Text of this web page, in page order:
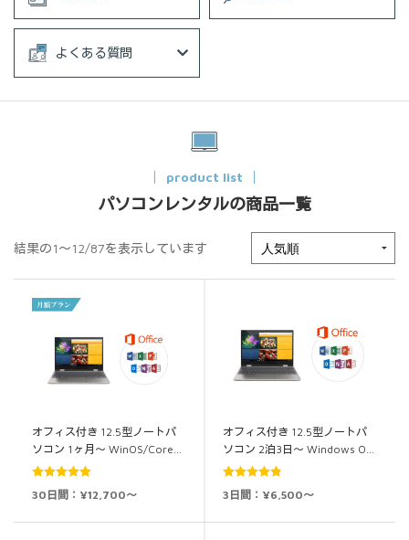
よくある質問
product list
パソコンレンタルの商品一覧
結果の1～12/87を表示しています
オフィス付き 12.5型ノートパ
ソコン 1ヶ月～ WinOS/Core…
5段階中 4.93
30日間：¥12,700～
オフィス付き 12.5型ノートパ
ソコン 2泊3日～ Windows O…
5段階中
3日間：¥6,500～